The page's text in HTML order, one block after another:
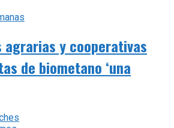
agrarias y cooperativas
de biometano ‘una